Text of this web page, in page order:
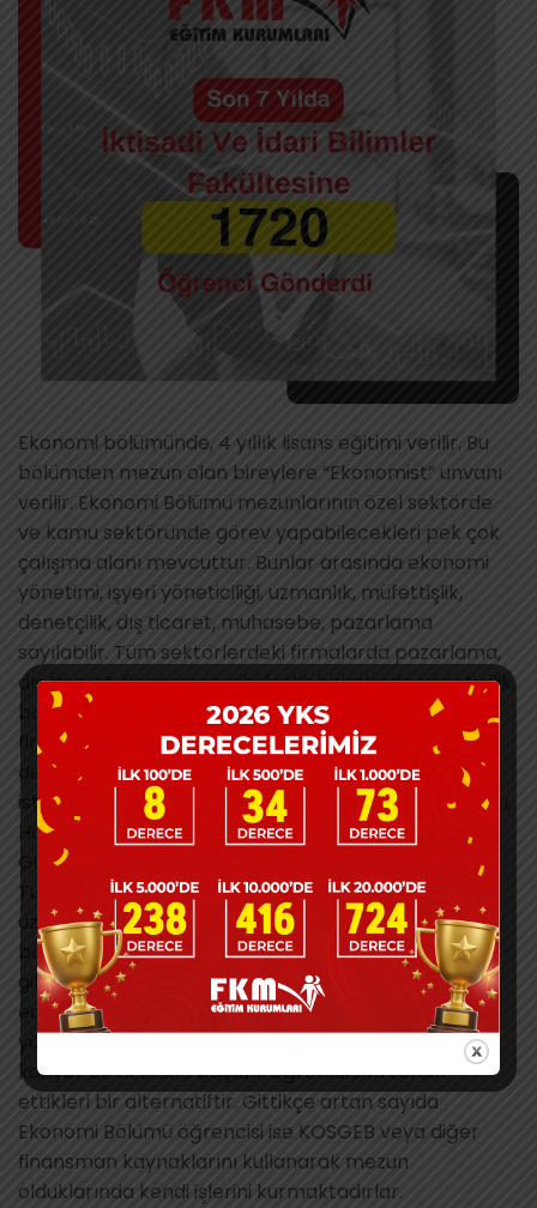
Ekonomi bölümünde, 4 yıllık lisans eğitimi verilir. Bu
bölümden mezun olan bireylere “Ekonomist” unvanı
verilir. Ekonomi Bölümü mezunlarının özel sektörde
ve kamu sektöründe görev yapabilecekleri pek çok
çalışma alanı mevcuttur. Bunlar arasında ekonomi
yönetimi, işyeri yöneticiliği, uzmanlık, müfettişlik,
denetçilik, dış ticaret, muhasebe, pazarlama
sayılabilir. Tüm sektörlerdeki firmalarda pazarlama,
dış ticaret, finansman gibi farklı birimlerde yöneticilik,
banka ve finans kuruluşlarında uzmanlık, tüm
firmaların muhasebe ve finansman
departmanlarında uzmanlık, özel sektördeki farklı
istihdam alanları arasındadır. Ayrıca Merkez Bankası,
Hazine, Ekonomi Bakanlığı, Kalkınma Bakanlığı,
Gümrük ve Ticaret Bakanlığı, Maliye Bakanlığı ve
Türkiye İstatistik Kurumu gibi kamu kurumlarında
uzman olarak görev alabilirler. Son yıllarda ekonomi
bölümü mezunu öğrencileri BM, AB, Dünya Bankası
gibi uluslararası kurumlarda istihdam
edilebilmektedir. Yurt içi ve yurt dışı üniversitelerde
yüksek lisans-doktora ve daha sonra akademik
kariyer de özellikle başarılı öğrencilerin tercih
ettikleri bir alternatiftir. Gittikçe artan sayıda
Ekonomi Bölümü öğrencisi ise KOSGEB veya diğer
finansman kaynaklarını kullanarak mezun
olduklarında kendi işlerini kurmaktadırlar.